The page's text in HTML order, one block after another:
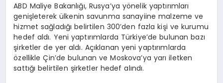
ABD Maliye Bakanlığı, Rusya’ya yönelik yaptırımları
genişleterek ülkenin savunma sanayiine malzeme ve
hizmet sağladığı belirtilen 300’den fazla kişi ve kurumu
hedef aldı. Yeni yaptırımlarda Türkiye’de bulunan bazı
şirketler de yer aldı. Açıklanan yeni yaptırımlarda
özellikle Çin’de bulunan ve Moskova’ya yarı iletken
sattığı belirtilen şirketler hedef alındı.